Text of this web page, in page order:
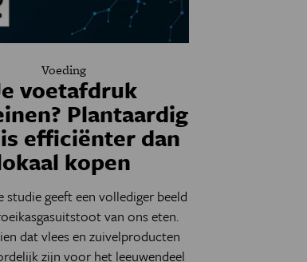
Voeding
voetafdruk
Plantaardig
efficiënter dan
kopen
studie geeft een vollediger beeld
van ons eten.
dat vlees en zuivelproducten
zijn voor het leeuwendeel